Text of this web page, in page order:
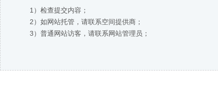
1）检查提交内容；
2）如网站托管，请联系空间提供商；
3）普通网站访客，请联系网站管理员；